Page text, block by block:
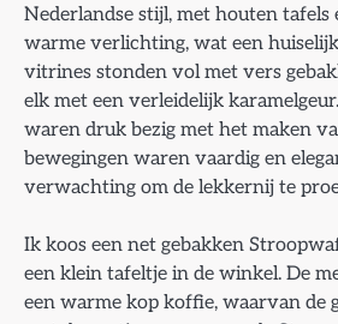
Nederlandse stijl, met houten tafels
warme verlichting, wat een
vitrines stonden vol met vers
elk met een verleidelijk
waren druk bezig met het maken
bewegingen waren vaardig en
verwachting om de lekkernij te
Ik koos een net gebakken
een klein tafeltje in de winkel. De
een warme kop koffie, waarvan de